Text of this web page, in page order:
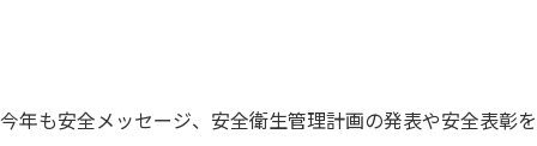
今年も安全メッセージ、安全衛生管理計画の発表や安全表彰